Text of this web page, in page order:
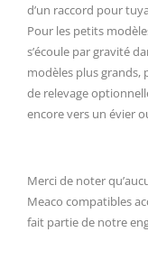
d’un raccord pour
Pour les petits
s’écoule par gravité
modèles plus grands,
de relevage
encore vers un évier
Merci de noter
Meaco compatibles
fait partie de notre